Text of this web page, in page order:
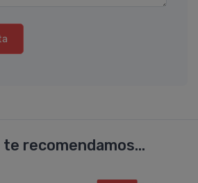
te recomendamos...